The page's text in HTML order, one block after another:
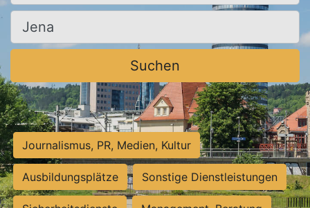
Ort, Stadt
Suchen
Journalismus, PR, Medien, Kultur
Ausbildungsplätze Sonstige Dienstleistungen